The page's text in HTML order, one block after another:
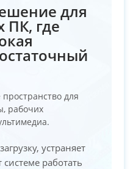
для
ПК, где
для
рабочих
устраняет
работать